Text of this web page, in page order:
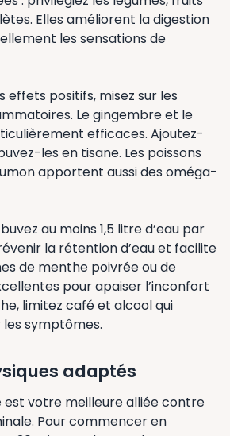
Elles améliorent la digestion
les sensations de
effets positifs, misez sur les
Le gingembre et le
efficaces. Ajoutez-
les en tisane. Les poissons
apportent aussi des oméga-
au moins 1,5 litre d’eau par
la rétention d’eau et facilite
de menthe poivrée ou de
pour apaiser l’inconfort
limitez café et alcool qui
symptômes.
adaptés
est votre meilleure alliée contre
Pour commencer en